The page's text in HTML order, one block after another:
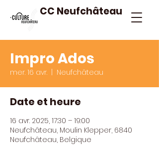
CC Neufchâteau
Impro Ados
mer. 16 avr. Neufchâteau
Date et heure
16 avr. 2025, 17:30 – 19:00
Neufchâteau, Moulin Klepper, 6840
Neufchâteau, Belgique